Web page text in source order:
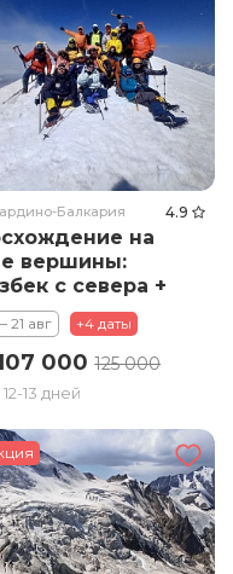
Балкария 4.9
на
вершины:
с севера +
Тариф
21 авг +4 даты
000125 000
13 дней